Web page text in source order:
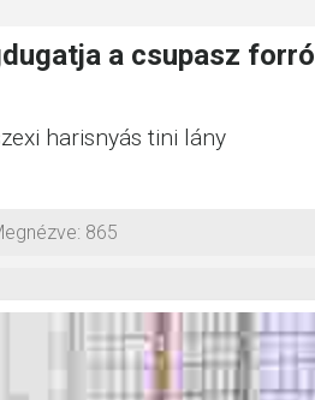
a csupasz forró
harisnyás tini lány
865